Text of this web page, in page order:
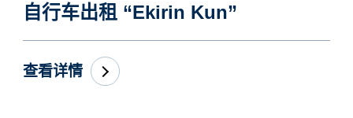
自行车出租 “Ekirin Kun”
查看详情